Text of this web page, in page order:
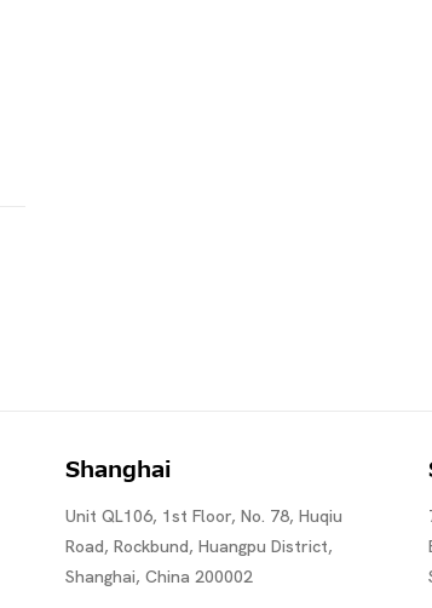
Shanghai
Unit QL106, 1st Floor, No. 78, Huqiu
Road, Rockbund, Huangpu District,
Shanghai, China 200002